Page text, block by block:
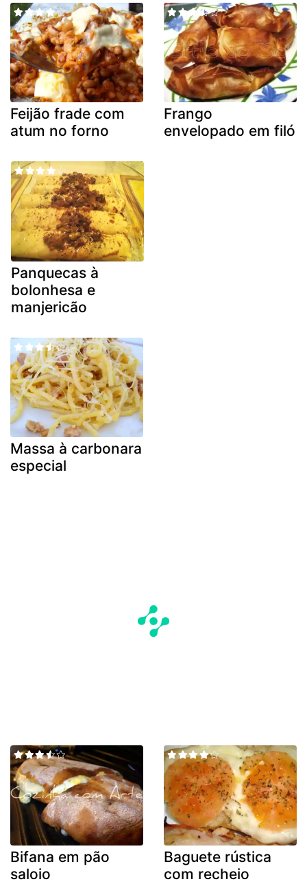
Feijão frade com
atum no forno
Frango
envelopado em filó
Panquecas à
bolonhesa e
manjericão
Massa à carbonara
especial
Bifana em pão
saloio
Baguete rústica
com recheio